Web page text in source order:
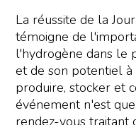
La réussite de la
témoigne de
l'hydrogène dans le
et de son potentiel
produire, stocker et
événement n'est